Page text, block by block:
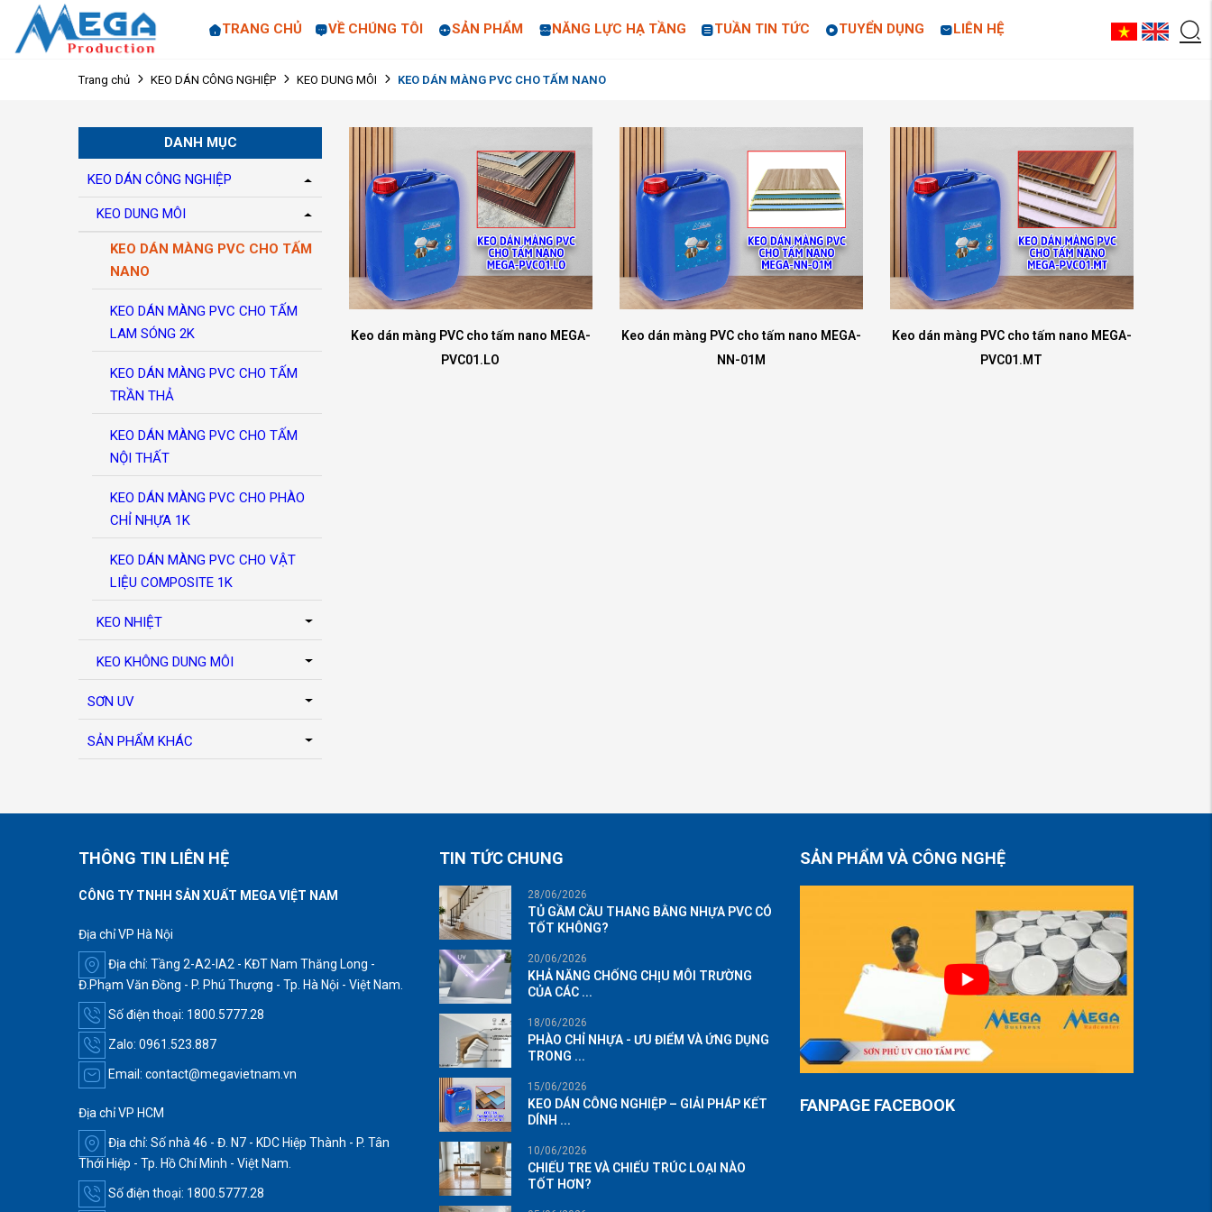
TRANG CHỦ VỀ CHÚNG TÔI SẢN PHẨM NĂNG LỰC HẠ TẦNG TUẦN TIN TỨC TUYỂN DỤNG LIÊN HỆ
Trang chủ KEO DÁN CÔNG NGHIỆP KEO DUNG MÔI KEO DÁN MÀNG PVC CHO TẤM NANO
DANH MỤC
KEO DÁN CÔNG NGHIỆP
KEO DUNG MÔI
KEO DÁN MÀNG PVC CHO TẤM
NANO
KEO DÁN MÀNG PVC CHO TẤM
LAM SÓNG 2K
KEO DÁN MÀNG PVC CHO TẤM
TRẦN THẢ
KEO DÁN MÀNG PVC CHO TẤM
NỘI THẤT
KEO DÁN MÀNG PVC CHO PHÀO
CHỈ NHỰA 1K
KEO DÁN MÀNG PVC CHO VẬT
LIỆU COMPOSITE 1K
KEO NHIỆT
KEO KHÔNG DUNG MÔI
SƠN UV
SẢN PHẨM KHÁC
Keo dán màng PVC cho tấm nano MEGA-
PVC01.LO
Keo dán màng PVC cho tấm nano MEGA-
NN-01M
Keo dán màng PVC cho tấm nano MEGA-
PVC01.MT
THÔNG TIN LIÊN HỆ
CÔNG TY TNHH SẢN XUẤT MEGA VIỆT NAM
Địa chỉ VP Hà Nội
Địa chỉ: Tầng 2-A2-IA2 - KĐT Nam Thăng Long -
Đ.Phạm Văn Đồng - P. Phú Thượng - Tp. Hà Nội - Việt Nam.
Số điện thoại: 1800.5777.28
Zalo: 0961.523.887
Email: contact@megavietnam.vn
Địa chỉ VP HCM
Địa chỉ: Số nhà 46 - Đ. N7 - KDC Hiệp Thành - P. Tân
Thới Hiệp - Tp. Hồ Chí Minh - Việt Nam.
Số điện thoại: 1800.5777.28
TIN TỨC CHUNG
28/06/2026
TỦ GẦM CẦU THANG BẰNG NHỰA PVC CÓ
TỐT KHÔNG?
20/06/2026
KHẢ NĂNG CHỐNG CHỊU MÔI TRƯỜNG
CỦA CÁC ...
18/06/2026
PHÀO CHỈ NHỰA - ƯU ĐIỂM VÀ ỨNG DỤNG
TRONG ...
15/06/2026
KEO DÁN CÔNG NGHIỆP – GIẢI PHÁP KẾT
DÍNH ...
10/06/2026
CHIẾU TRE VÀ CHIẾU TRÚC LOẠI NÀO
TỐT HƠN?
SẢN PHẨM VÀ CÔNG NGHỆ
FANPAGE FACEBOOK